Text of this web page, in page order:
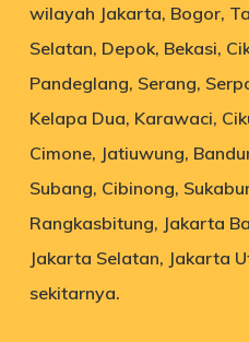
wilayah Jakarta, Bogor,
Selatan, Depok, Bekasi,
Pandeglang, Serang,
Kelapa Dua, Karawaci,
Cimone, Jatiuwung,
Subang, Cibinong,
Rangkasbitung, Jakarta
Jakarta Selatan, Jakarta
sekitarnya.